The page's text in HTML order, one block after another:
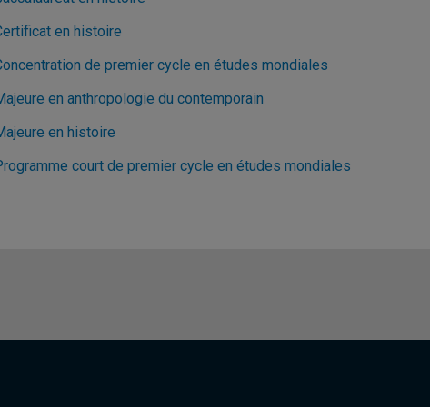
en histoire
de premier cycle en études mondiales
en anthropologie du contemporain
en histoire
court de premier cycle en études mondiales